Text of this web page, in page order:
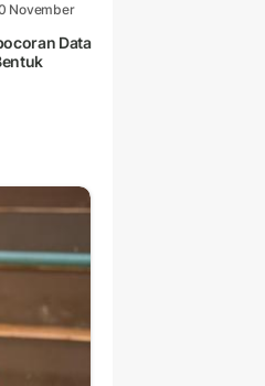
November
Data